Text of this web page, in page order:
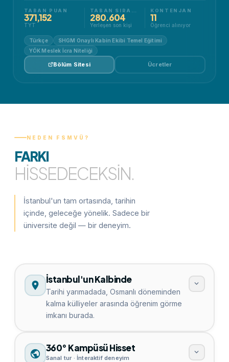
TABAN PUAN
371,152
TYT
280.604
Yerleşen son kişi
KONTENJAN
11
Öğrenci alınıyor
Türkçe
SHGM Onaylı Kabin Ekibi Temel Eğitimi
YÖK Meslek İcra Niteliği
Bölüm Sitesi Ücretler
NEDEN FSMVÜ?
FARKI
HISSEDECEKSIN.
İstanbul'un tam ortasında, tarihin
içinde, geleceğe yönelik. Sadece bir
üniversite değil — bir deneyim.
İstanbul'un Kalbinde
Tarihi yarımadada, Osmanlı döneminden
kalma külliyeler arasında öğrenim görme
imkanı burada.
360° Kampüsü Hisset
Sanal tur · İnteraktif deneyim